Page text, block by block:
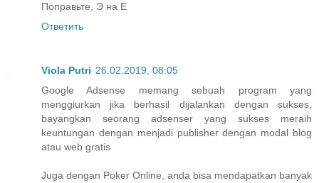
Поправьте, Э на Е
Ответить
Viola Putri 26.02.2019, 08:05
Google Adsense memang sebuah program yang
menggiurkan jika berhasil dijalankan dengan sukses,
bayangkan seorang adsenser yang sukses meraih
keuntungan dengan menjadi publisher dengan modal blog
atau web gratis
Juga dengan Poker Online, anda bisa mendapatkan banyak